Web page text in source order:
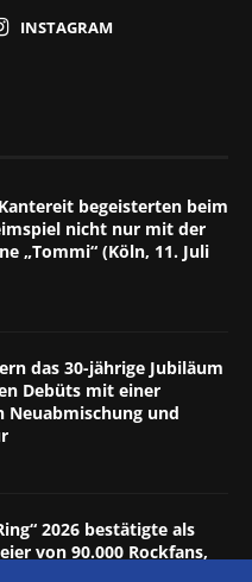
INSTAGRAM
begeisterten beim
nicht nur mit der
„Tommi“ (Köln, 11. Juli
das 30-jährige Jubiläum
Debüts mit einer
Neuabmischung und
2026 bestätigte als
von 90.000 Rockfans,